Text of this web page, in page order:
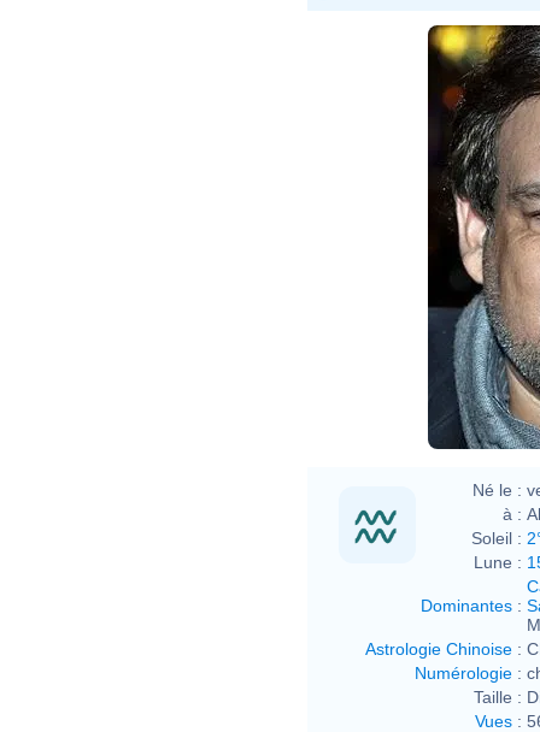
Né le :
à :
Soleil :
Lune :
Dominantes :
Astrologie Chinoise :
Numérologie :
Taille :
Vues :